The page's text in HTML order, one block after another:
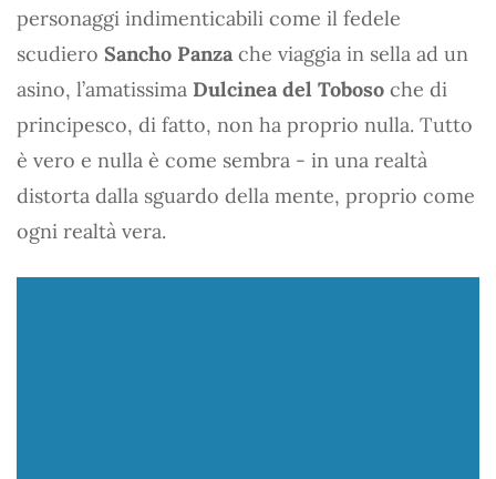
personaggi indimenticabili come il fedele
scudiero Sancho Panza che viaggia in sella ad un
asino, l’amatissima Dulcinea del Toboso che di
principesco, di fatto, non ha proprio nulla. Tutto
è vero e nulla è come sembra - in una realtà
distorta dalla sguardo della mente, proprio come
ogni realtà vera.